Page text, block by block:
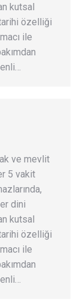
kutsal
özelliği
ile
ve mevlit
5 vakit
dini
kutsal
özelliği
ile